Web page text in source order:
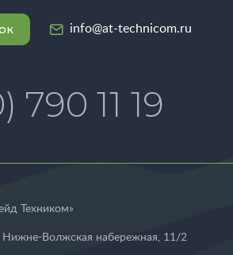
info@at-technicom.ru
790 11 19
Техником»
Нижне-Волжская набережная, 11/2